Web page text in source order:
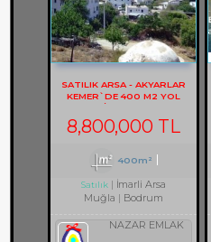
SATILIK ARSA - AKYARLAR
KEMER`DE 400 M2 YOL
CEPHELİ ARSA REF-2157
8,800,000 TL
400m²
Satılık
İmarli Arsa
Muğla
Bodrum
NAZAR EMLAK